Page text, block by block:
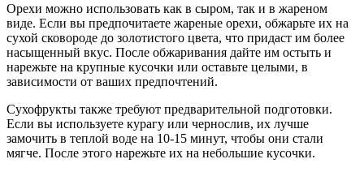
Орехи можно использовать как в сыром, так и в жареном
виде. Если вы предпочитаете жареные орехи, обжарьте их на
сухой сковороде до золотистого цвета, что придаст им более
насыщенный вкус. После обжаривания дайте им остыть и
нарежьте на крупные кусочки или оставьте целыми, в
зависимости от ваших предпочтений.
Сухофрукты также требуют предварительной подготовки.
Если вы используете курагу или чернослив, их лучше
замочить в теплой воде на 10-15 минут, чтобы они стали
мягче. После этого нарежьте их на небольшие кусочки.